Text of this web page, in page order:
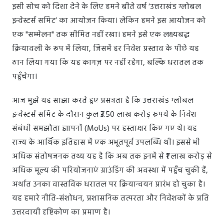
इसी सोच को दिशा देने के लिए हमने बीते वर्ष ‘उत्तराखंड ग्लोबल
इन्वेस्टर्स समिट’ का आयोजन किया। लेकिन हमने इस आयोजन को
एक "सम्मेलन" तक सीमित नहीं रखा। हमने इसे एक लक्ष्यबद्ध
क्रियावली के रूप में लिया, जिसमें हर निवेश प्रस्ताव के पीछे यह
ठान लिया गया कि यह कागज़ पर नहीं रहेगा, बल्कि धरातल तक
पहुँचेगा।
आज मुझे यह साझा करते हुए प्रसन्नता है कि उत्तराखंड ग्लोबल
इन्वेस्टर्स समिट के दौरान कुल ₹3.50 लाख करोड़ रुपये के निवेश
संबंधी समझौता ज्ञापनों (MoUs) पर हस्ताक्षर किए गए थे। यह
राज्य के आर्थिक इतिहास में एक अभूतपूर्व उपलब्धि थी। इससे भी
अधिक संतोषजनक तथ्य यह है कि अब तक इनमें से ₹1 लाख करोड़ से
अधिक मूल्य की परियोजनाएं ग्राउंडिंग की अवस्था में पहुँच चुकी हैं,
अर्थात उनका वास्तविक धरातल पर क्रियान्वयन प्रारंभ हो चुका है।
यह हमारे नीति-संशोधन, प्रशासनिक तत्परता और निवेशकों के प्रति
उत्तरदायी दृष्टिकोण का प्रमाण है।